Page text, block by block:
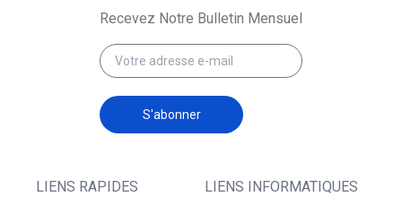
LIENS RAPIDES LIENS INFORMATIQUES
Recevez Notre Bulletin Mensuel
S'abonner